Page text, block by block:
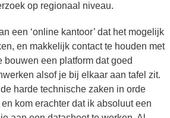
op regionaal niveau.
een ‘online kantoor’ dat het mogelijk
en makkelijk contact te houden met
een platform dat goed
alsof je bij elkaar aan tafel zit.
harde technische zaken in orde
kom erachter dat ik absoluut een